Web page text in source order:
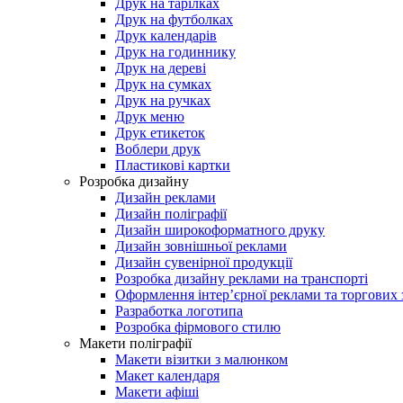
Друк на тарілках
Друк на футболках
Друк календарів
Друк на годиннику
Друк на дереві
Друк на сумках
Друк на ручках
Друк меню
Друк етикеток
Воблери друк
Пластикові картки
Розробка дизайну
Дизайн реклами
Дизайн поліграфії
Дизайн широкоформатного друку
Дизайн зовнішньої реклами
Дизайн сувенірної продукції
Розробка дизайну реклами на транспорті
Оформлення інтер’єрної реклами та торгових
Разработка логотипа
Розробка фірмового стилю
Макети поліграфії
Макети візитки з малюнком
Макет календаря
Макети афіші